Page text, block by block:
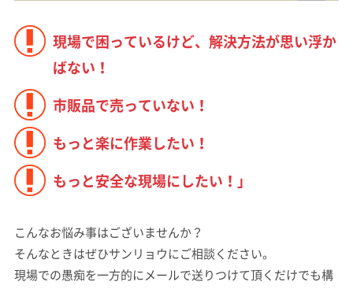
現場で困っているけど、解決方法が思い浮か
ばない！
市販品で売っていない！
もっと楽に作業したい！
もっと安全な現場にしたい！」
こんなお悩み事はございませんか？
そんなときはぜひサンリョウにご相談ください。
現場での愚痴を一方的にメールで送りつけて頂くだけでも構